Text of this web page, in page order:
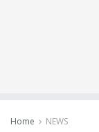
Home NEWS